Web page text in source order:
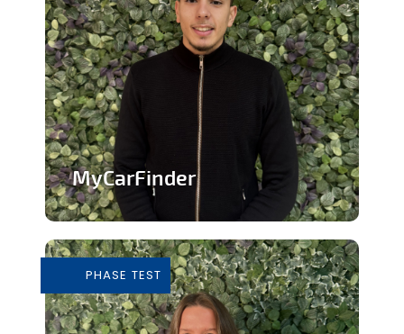
MyCarFinder
d'occasion
En savoir plus
PHASE TEST